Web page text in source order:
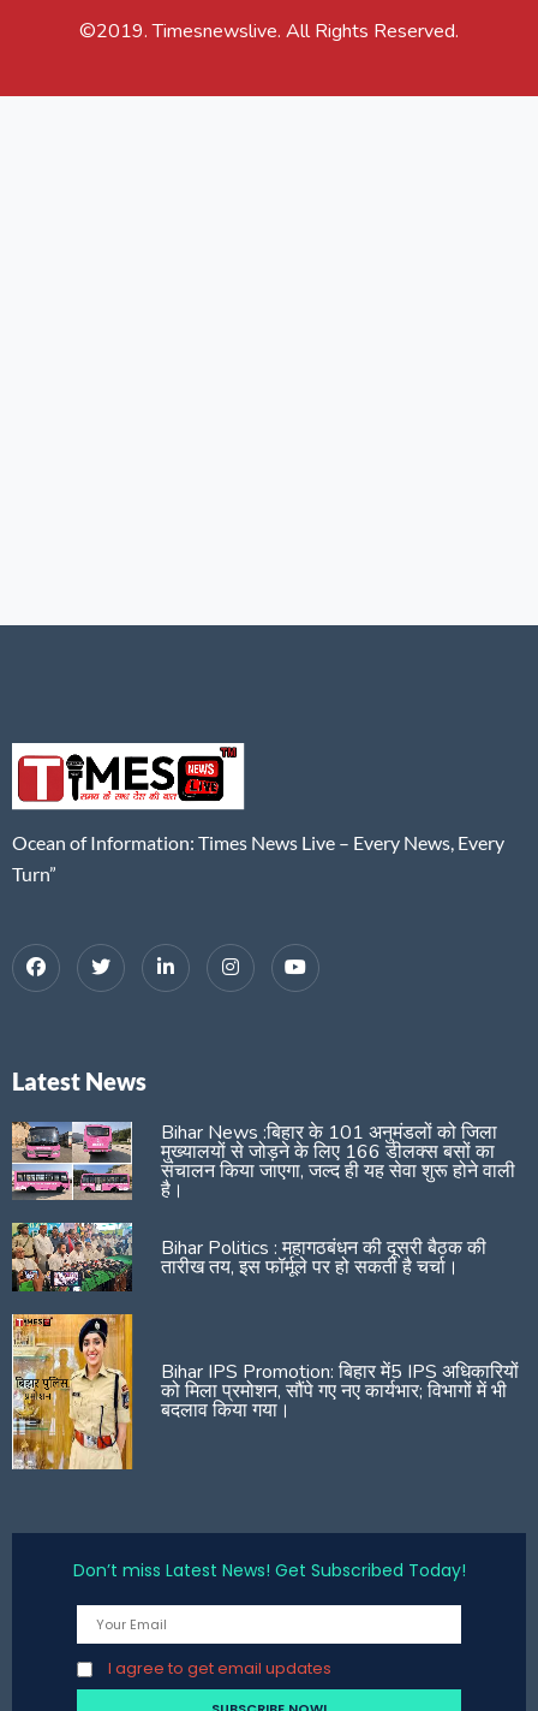
©2019. Timesnewslive. All Rights Reserved.
Ocean of Information: Times News Live – Every News, Every
Turn”
Latest News
Bihar News :बिहार के 101 अनुमंडलों को जिला
मुख्यालयों से जोड़ने के लिए 166 डीलक्स बसों का
संचालन किया जाएगा, जल्द ही यह सेवा शुरू होने वाली
है।
Bihar Politics : महागठबंधन की दूसरी बैठक की
तारीख तय, इस फॉर्मूले पर हो सकती है चर्चा।
Bihar IPS Promotion: बिहार में5 IPS अधिकारियों
को मिला प्रमोशन, सौंपे गए नए कार्यभार; विभागों में भी
बदलाव किया गया।
Don’t miss Latest News! Get Subscribed Today!
I agree to get email updates